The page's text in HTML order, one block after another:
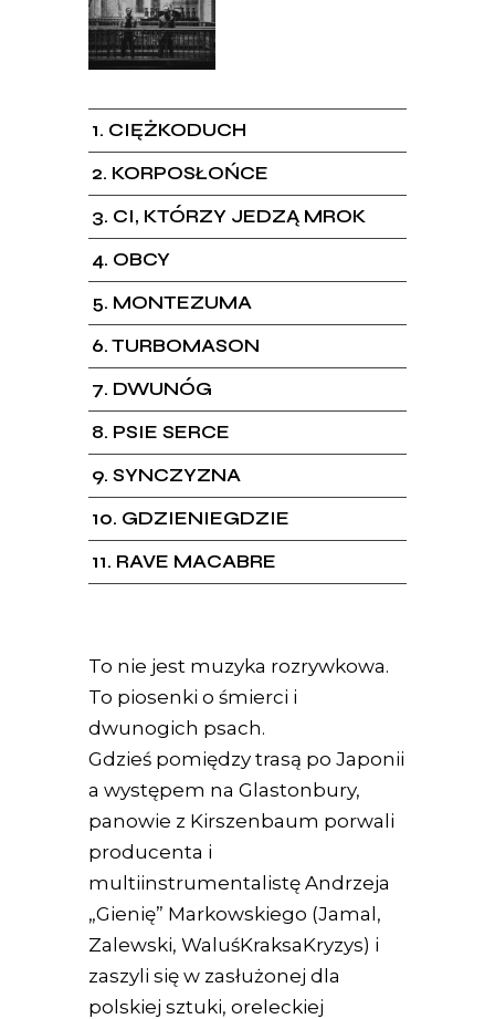
1 CIĘŻKODUCH
2 KORPOSŁOŃCE
3 CI, KTÓRZY JEDZĄ MROK
4 OBCY
5 MONTEZUMA
6 TURBOMASON
7 DWUNÓG
8 PSIE SERCE
9 SYNCZYZNA
10 GDZIENIEGDZIE
11 RAVE MACABRE
To nie jest muzyka rozrywkowa.
To piosenki o śmierci i
dwunogich psach.
Gdzieś pomiędzy trasą po Japonii
a występem na Glastonbury,
panowie z Kirszenbaum porwali
producenta i
multiinstrumentalistę Andrzeja
„Gienię” Markowskiego (Jamal,
Zalewski, WaluśKraksaKryzys) i
zaszyli się w zasłużonej dla
polskiej sztuki, oreleckiej